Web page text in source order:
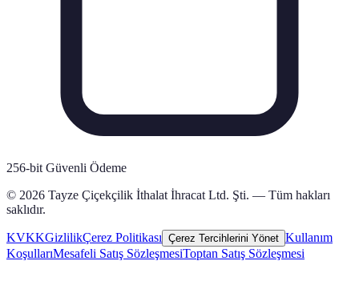
256-bit Güvenli Ödeme
© 2026 Tayze Çiçekçilik İthalat İhracat Ltd. Şti. — Tüm hakları
saklıdır.
KVKKGizlilikÇerez Politikası Çerez Tercihlerini Yönet Kullanım
KoşullarıMesafeli Satış SözleşmesiToptan Satış Sözleşmesi